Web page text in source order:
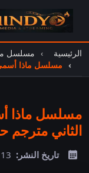
الرئيسية
مسلسل
مسلسل ماذا أسمي
مسلسل ماذا
الثاني مترجم
تاريخ النشر: 13 نوفمبر 2024